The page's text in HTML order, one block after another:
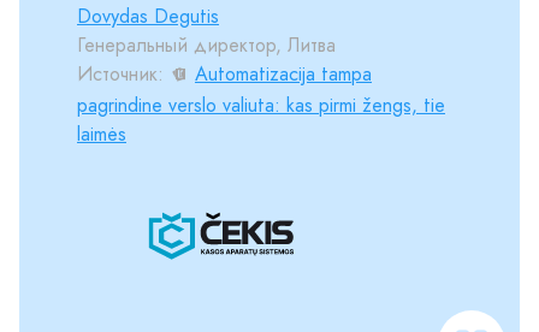
Dovydas Degutis
Генеральный директор, Литва
Источник:
Automatizacija tampa
pagrindine verslo valiuta: kas pirmi žengs, tie
laimės